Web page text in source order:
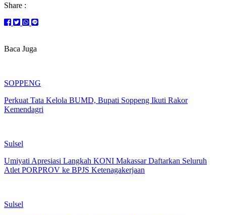
Share :
Baca Juga
SOPPENG
Perkuat Tata Kelola BUMD, Bupati Soppeng Ikuti Rakor
Kemendagri
Sulsel
Umiyati Apresiasi Langkah KONI Makassar Daftarkan Seluruh
Atlet PORPROV ke BPJS Ketenagakerjaan
Sulsel